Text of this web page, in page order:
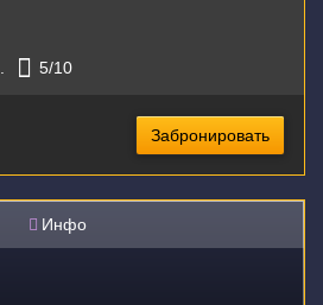
5/10
Забронировать
Инфо